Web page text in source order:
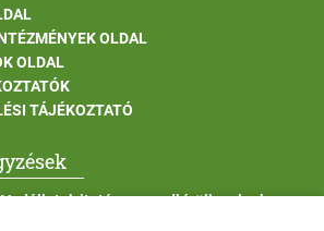
OLDAL
OLDAL
TÁJÉKOZTATÓ
Vadállatok itatása a rendkívüli melegben